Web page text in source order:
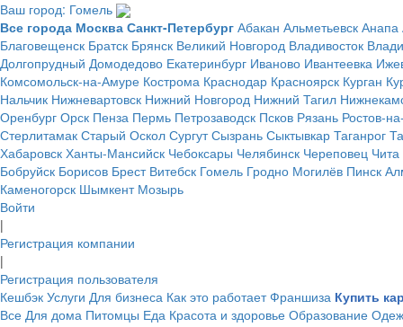
Ваш город: Гомель
Все города Москва Санкт-Петербург Абакан Альметьевск Анапа
Благовещенск Братск Брянск Великий Новгород Владивосток
Долгопрудный Домодедово Екатеринбург Иваново Ивантеевка
Комсомольск-на-Амуре Кострома Краснодар Красноярск Курган
Нальчик Нижневартовск Нижний Новгород Нижний Тагил
Оренбург Орск Пенза Пермь Петрозаводск Псков Рязань Ростов-
Стерлитамак Старый Оскол Сургут Сызрань Сыктывкар Таганрог
Хабаровск Ханты-Мансийск Чебоксары Челябинск Череповец Чита
Бобруйск Борисов Брест Витебск Гомель Гродно Могилёв Пинск
Каменогорск Шымкент Мозырь
Войти
|
Регистрация компании
|
Регистрация пользователя
Кешбэк Услуги Для бизнеса Как это работает Франшиза Купить
Все Для дома Питомцы Еда Красота и здоровье Образование